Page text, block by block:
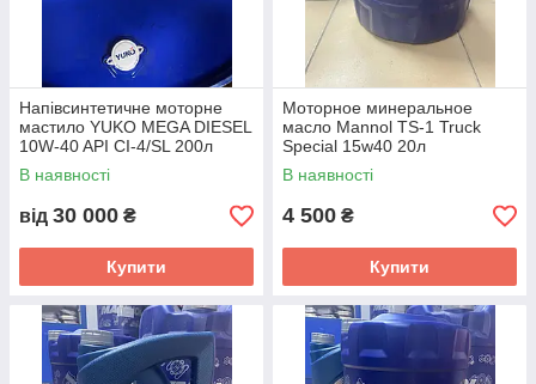
Напівсинтетичне моторне
мастило YUKO MEGA DIESEL
10W-40 API CI-4/SL 200л
В наявності
від 30 000 ₴
Купити
Моторное минеральное
масло Mannol TS-1 Truck
Special 15w40 20л
В наявності
4 500 ₴
Купити